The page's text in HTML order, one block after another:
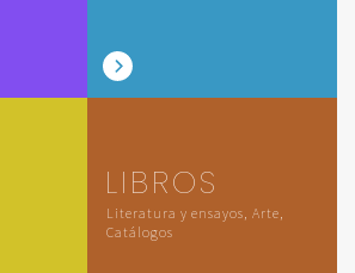
LIBROS
Literatura y ensayos, Arte,
Catálogos